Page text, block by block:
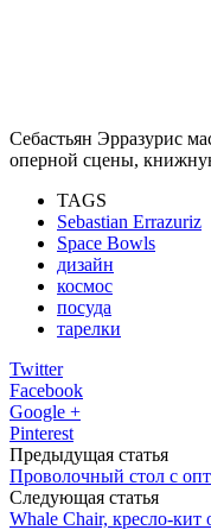
Себастьян Эрразурис
оперной сцены,
TAGS
Sebastian Errazuriz
Space Bowls
дизайн
космос
посуда
тарелки
Twitter
Facebook
Google +
Pinterest
Предыдущая статья
Проволочный стол с
Следующая статья
Whale Chair, кресло-